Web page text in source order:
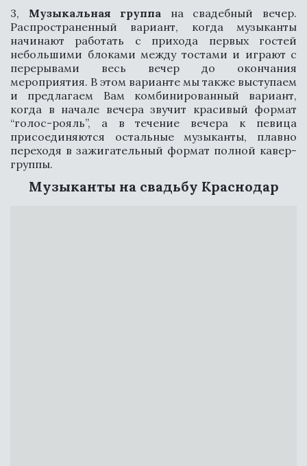
ВЫСТУПАЛИ У
МАЛАХОВА
3, Музыкальная группа на свадебный вечер.
Распространенный вариант, когда музыканты
начинают работать с прихода первых гостей
небольшими блоками между тостами и играют с
перерывами весь вечер до окончания
мероприятия. В этом варианте мы также выступаем
и предлагаем Вам комбинированный вариант,
когда в начале вечера звучит красивый формат
“голос-рояль”, а в течение вечера к певица
присоединяются остальные музыканты, плавно
переходя в зажигательный формат полной кавер-
группы.
Музыканты на свадьбу Краснодар